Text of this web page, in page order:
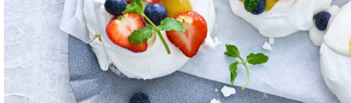
Kies producten
Dit heb je nodig